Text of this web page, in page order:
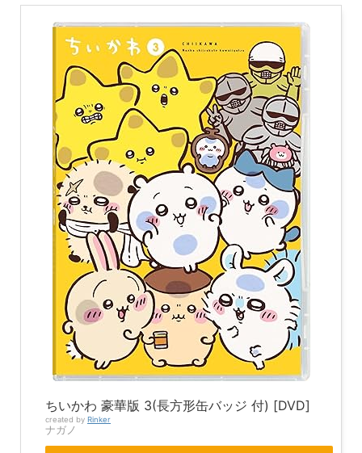
ちいかわ 豪華版 3(長方形缶バッジ 付) [DVD]
created by Rinker
ナガノ